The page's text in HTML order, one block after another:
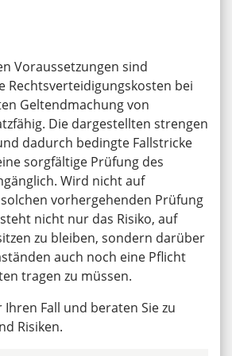
Voraussetzungen sind
Rechtsverteidigungskosten bei
Geltendmachung von
Die dargestellten strengen
dadurch bedingte Fallstricke
sorgfältige Prüfung des
Wird nicht auf
vorhergehenden Prüfung
nicht nur das Risiko, auf
zu bleiben, sondern darüber
auch noch eine Pflicht
tragen zu müssen.
Fall und beraten Sie zu
Risiken.